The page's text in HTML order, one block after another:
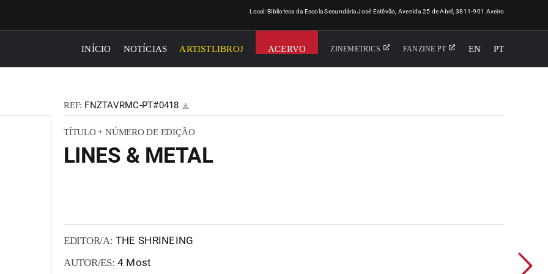
Local: Biblioteca da Escola Secundária José Estêvão, Avenida 25 de Abril, 3811-901 Aveiro
INÍCIO NOTÍCIAS ARTISTLIBROJ ACERVO ZINEMETRICS FANZINE.PT EN PT
REF: FNZTAVRMC-PT#0418
TÍTULO + NÚMERO DE EDIÇÃO
LINES & METAL
EDITOR/A: THE SHRINEING
AUTOR/ES: 4 Most